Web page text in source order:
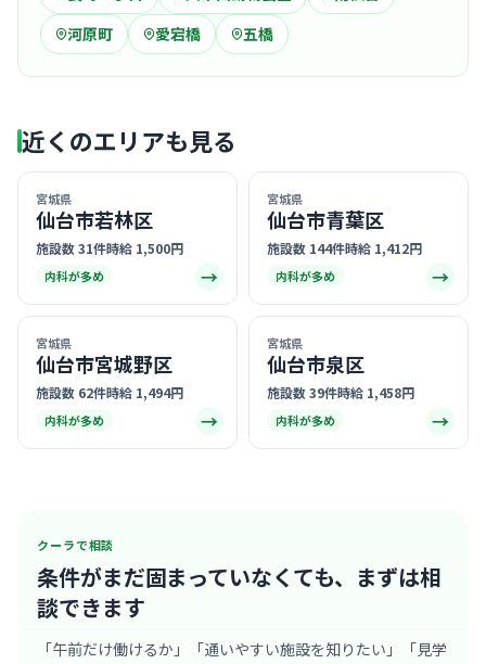
河原町
愛宕橋 五橋
近くのエリアも見る
宮城県
仙台市若林区
施設数 31件時給 1,500円
内科が多め →
宮城県
仙台市青葉区
施設数 144件時給 1,412円
内科が多め →
宮城県
仙台市宮城野区
施設数 62件時給 1,494円
内科が多め →
宮城県
仙台市泉区
施設数 39件時給 1,458円
内科が多め →
クーラで相談
条件がまだ固まっていなくても、 まずは相
談できます
「午前だけ働けるか」「通いやすい施設を知りたい」「見学